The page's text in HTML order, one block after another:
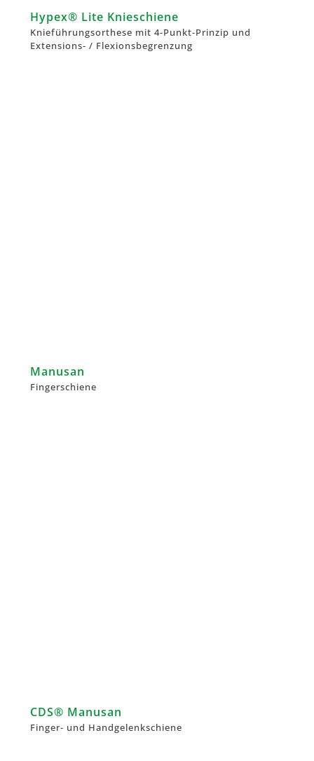
Hypex® Lite Knieschiene
Knieführungsorthese mit 4-Punkt-Prinzip und
Extensions- / Flexionsbegrenzung
Manusan
Fingerschiene
CDS® Manusan
Finger- und Handgelenkschiene